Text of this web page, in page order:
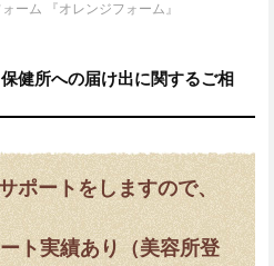
ーム 『オレンジフォーム』
健所への届け出に関するご相
ポートをしますので、
ト実績あり（美容所登